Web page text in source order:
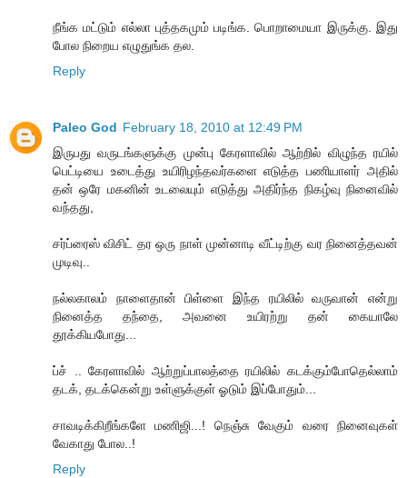
நீங்க மட்டும் எல்லா புத்தகமும் படிங்க. பொறாமையா இருக்கு. இது
போல நிறைய எழுதுங்க தல.
Reply
Paleo God February 18, 2010 at 12:49 PM
இருபது வருடங்களுக்கு முன்பு கேரளாவில் ஆற்றில் விழுந்த ரயில்
பெட்டியை உடைத்து உயிரிழந்தவர்களை எடுத்த பணியாளர் அதில்
தன் ஒரே மகனின் உடலையும் எடுத்து அதிர்ந்த நிகழ்வு நினைவில்
வந்தது,
சர்ப்ரைஸ் விசிட் தர ஒரு நாள் முன்னாடி வீட்டிற்கு வர நினைத்தவன்
முடிவு..
நல்லகாலம் நாளைதான் பிள்ளை இந்த ரயிலில் வருவான் என்று
நினைத்த தந்தை, அவனை உயிரற்று தன் கையாலே
தூக்கியபோது...
ப்ச் .. கேரளாவில் ஆற்றுப்பாலத்தை ரயிலில் கடக்கும்போதெல்லாம்
தடக், தடக்கென்று உள்ளுக்குள் ஓடும் இப்போதும்...
சாவடிக்கிறீங்களே மணிஜி...! நெஞ்சு வேகும் வரை நினைவுகள்
வேகாது போல..!
Reply